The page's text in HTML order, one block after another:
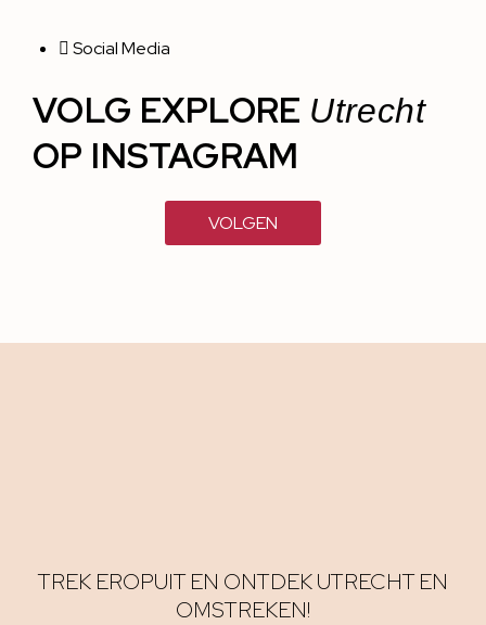
Social Media
VOLG EXPLORE Utrecht
OP INSTAGRAM
VOLGEN
TREK EROPUIT EN ONTDEK UTRECHT EN
OMSTREKEN!